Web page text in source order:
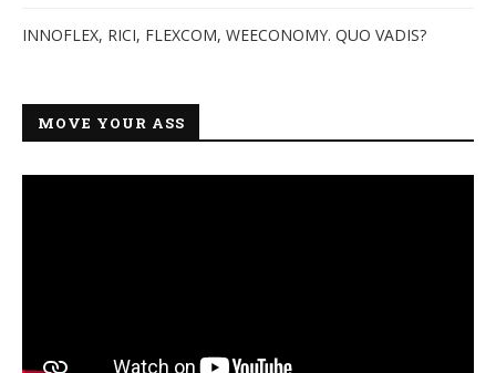
INNOFLEX, RICI, FLEXCOM, WEECONOMY. QUO VADIS?
MOVE YOUR ASS